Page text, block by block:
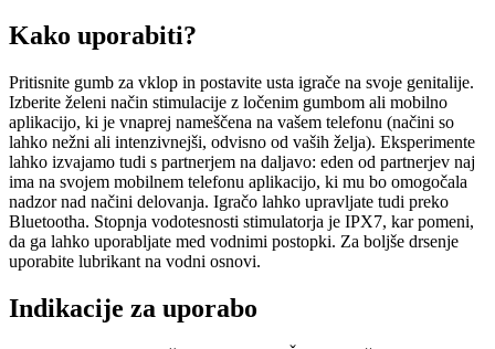
Kako uporabiti?
Pritisnite gumb za vklop in postavite usta igrače na svoje genitalije.
Izberite želeni način stimulacije z ločenim gumbom ali mobilno
aplikacijo, ki je vnaprej nameščena na vašem telefonu (načini so
lahko nežni ali intenzivnejši, odvisno od vaših želja). Eksperimente
lahko izvajamo tudi s partnerjem na daljavo: eden od partnerjev naj
ima na svojem mobilnem telefonu aplikacijo, ki mu bo omogočala
nadzor nad načini delovanja. Igračo lahko upravljate tudi preko
Bluetootha. Stopnja vodotesnosti stimulatorja je IPX7, kar pomeni,
da ga lahko uporabljate med vodnimi postopki. Za boljše drsenje
uporabite lubrikant na vodni osnovi.
Indikacije za uporabo